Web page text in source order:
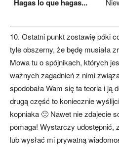
Hagas lo que hagas...
10. Ostatni punkt zostawię póki
tyle obszerny, że będę musiała
Mowa tu o spójnikach, których
ważnych zagadnień z nimi
spodobała Wam się ta teoria i ją
drugą część to koniecznie
kopniaka 🙂 Nawet nie zdajecie
pomaga! Wystarczy udostępnić,
lub wysłać mi prywatną